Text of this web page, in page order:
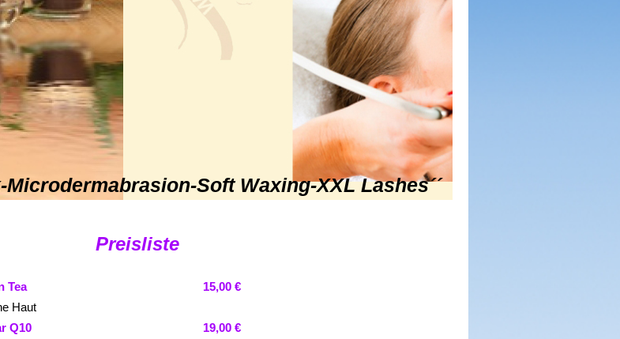
Microdermabrasion-Soft Waxing-XXL Lashes´´
Tea
15,00 €
Haut
Q10
19,00 €